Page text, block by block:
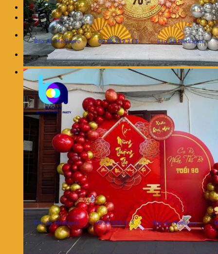
LIÊN HỆ
BÁO GIÁ
0
Giỏ hàng
Chưa có sản phẩm trong giỏ hàng.